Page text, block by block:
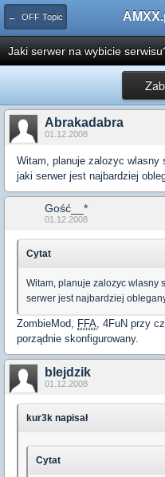
← OFF Topic
Jaki serwer na wybicie
Abrakadabra
01.12.2008
Witam, planuje zalozyc wlasny
jaki serwer jest najbardziej
Gość__*
01.12.2008
Cytat
Witam, planuje zalozyc wlasny
serwer jest najbardziej
ZombieMod, FFA, 4FuN przy
porządnie skonfigurowany.
blejdzik
01.12.2008
kur3k napisał
Cytat